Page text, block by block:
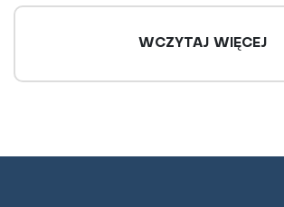
WCZYTAJ WIĘCEJ